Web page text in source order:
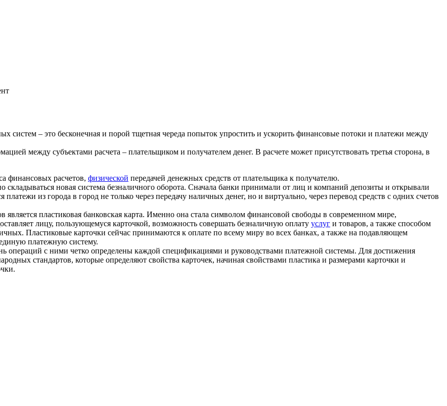
систем – это бесконечная и порой тщетная череда попыток упростить и ускорить финансовые потоки и платежи между
между субъектами расчета – плательщиком и получателем денег. В расчете может присутствовать третья сторона, в
финансовых расчетов, физической передачей денежных средств от плательщика к получателю.
складываться новая система безналичного оборота. Сначала банки принимали от лиц и компаний депозиты и открывали
из города в город не только через передачу наличных денег, но и виртуально, через перевод средств с одних счетов
пластиковая банковская карта. Именно она стала символом финансовой свободы в современном мире,
лицу, пользующемуся карточкой, возможность совершать безналичную оплату услуг и товаров, а также способом
Пластиковые карточки сейчас принимаются к оплате по всему миру во всех банках, а также на подавляющем
платежную систему.
операций с ними четко определены каждой спецификациями и руководствами платежной системы. Для достижения
стандартов, которые определяют свойства карточек, начиная свойствами пластика и размерами карточки и